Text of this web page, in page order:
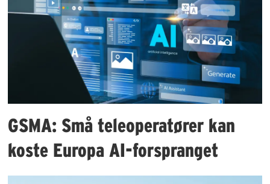
GSMA: Små teleoperatører kan
koste Europa AI-forspranget